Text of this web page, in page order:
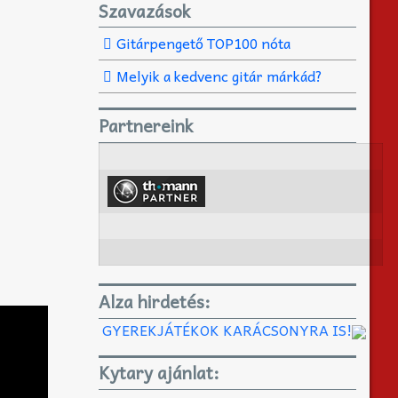
Szavazások
Gitárpengető TOP100 nóta
Melyik a kedvenc gitár márkád?
Partnereink
Alza hirdetés:
GYEREKJÁTÉKOK KARÁCSONYRA IS!
Kytary ajánlat: